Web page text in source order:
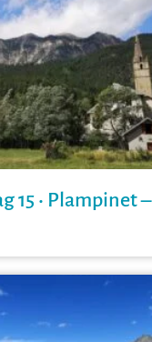
15 • Plampinet –